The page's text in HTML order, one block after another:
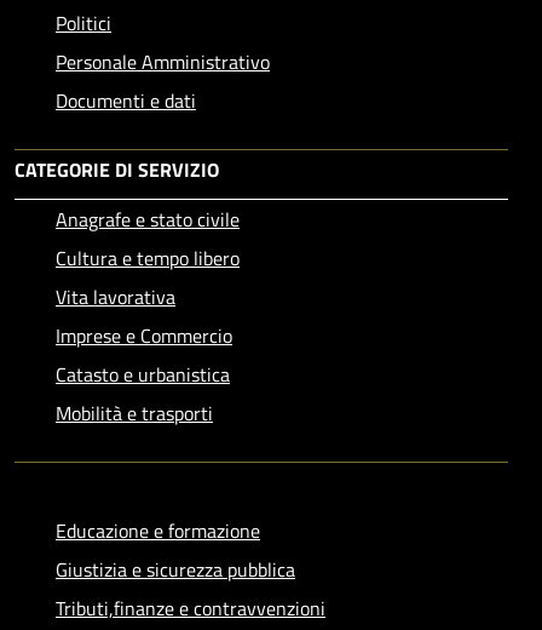
Politici
Personale Amministrativo
Documenti e dati
CATEGORIE DI SERVIZIO
Anagrafe e stato civile
Cultura e tempo libero
Vita lavorativa
Imprese e Commercio
Catasto e urbanistica
Mobilità e trasporti
Educazione e formazione
Giustizia e sicurezza pubblica
Tributi,finanze e contravvenzioni